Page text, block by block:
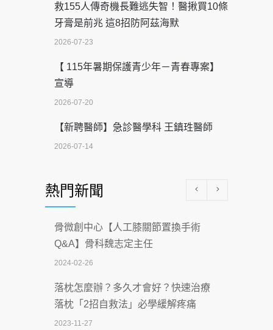
救155人傳奇機長難逃失智！醫揪買10條
牙膏是前兆 這8招防阿茲海默
2026-07-23
【 115年暑期保護青少年－青春專案】
宣導
2026-07-20
【新聘醫師】急診醫學科 王鎮珄醫師
2026-07-14
科能量
2026-07-08
沒菸酒也瀕臨洗腎？65歲男靠「這習
慣」逆轉腎功能 醫揭3招救命
2026-07-08
體溫飆破41度！醫連收兩例中暑病例：
致死率達8成
2026-07-07
熱門新聞
骨微創中心【人工膝關節置換手術
Q&A】骨科魏志定主任
2024-02-26
落枕怎麼辦？多久才會好？快速治療
落枕「2招自救法」必學緩解疼痛
2023-11-27